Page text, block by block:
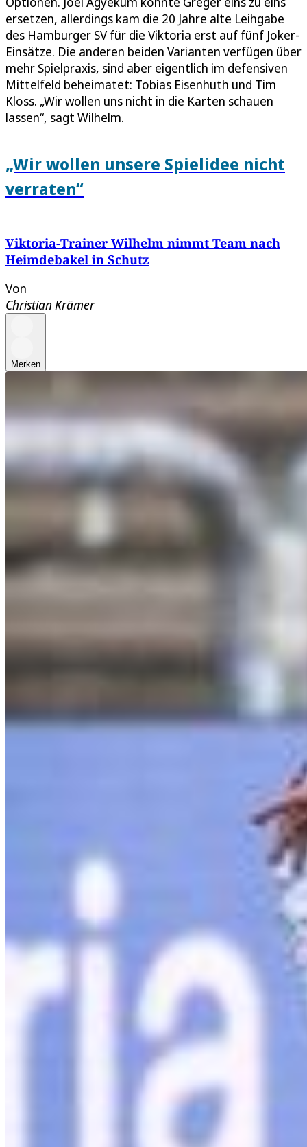
ersetzen, allerdings kam die 20 Jahre alte Leihgabe
des Hamburger SV für die Viktoria erst auf fünf Joker-
Einsätze. Die anderen beiden Varianten verfügen über
mehr Spielpraxis, sind aber eigentlich im defensiven
Mittelfeld beheimatet: Tobias Eisenhuth und Tim
Kloss. „Wir wollen uns nicht in die Karten schauen
lassen“, sagt Wilhelm.
„Wir wollen unsere Spielidee nicht
verraten“
Viktoria-Trainer Wilhelm nimmt Team nach
Heimdebakel in Schutz
Von
Christian Krämer
Merken